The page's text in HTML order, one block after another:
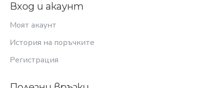
Вход и акаунт
Моят акаунт
История на поръчките
Регистрация